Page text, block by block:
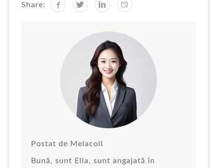
Share:
Postat de Melacoll
Bună, sunt Ella, sunt angajată în